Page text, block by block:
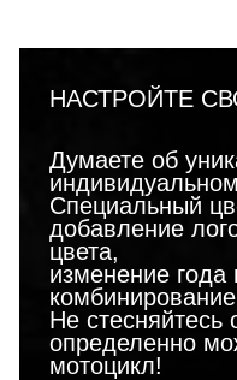
НАСТРОЙТЕ
Думаете об
Специальный
добавление
цвета,
изменение года
Не
определенно
мотоцикл!